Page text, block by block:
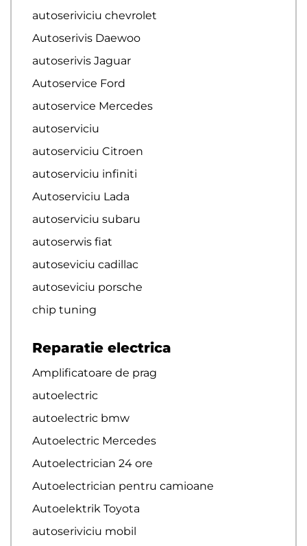
autoseriviciu chevrolet
Autoserivis Daewoo
autoserivis Jaguar
Autoservice Ford
autoservice Mercedes
autoserviciu
autoserviciu Citroen
autoserviciu infiniti
Autoserviciu Lada
autoserviciu subaru
autoserwis fiat
autoseviciu cadillac
autoseviciu porsche
chip tuning
Reparatie electrica
Amplificatoare de prag
autoelectric
autoelectric bmw
Autoelectric Mercedes
Autoelectrician 24 ore
Autoelectrician pentru camioane
Autoelektrik Toyota
autoseriviciu mobil